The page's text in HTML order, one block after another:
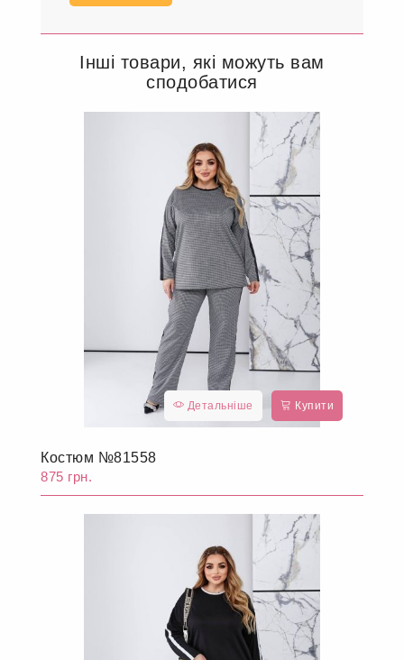
Інші товари, які можуть вам
сподобатися
Детальніше Купити
Костюм №81558
875 грн.